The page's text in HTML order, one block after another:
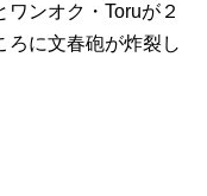
ンオク・Toruが２
ろに文春砲が炸裂し